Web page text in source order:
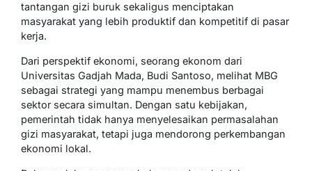
tantangan gizi buruk sekaligus menciptakan
masyarakat yang lebih produktif dan kompetitif di pasar
kerja.
Dari perspektif ekonomi, seorang ekonom dari
Universitas Gadjah Mada, Budi Santoso, melihat MBG
sebagai strategi yang mampu menembus berbagai
sektor secara simultan. Dengan satu kebijakan,
pemerintah tidak hanya menyelesaikan permasalahan
gizi masyarakat, tetapi juga mendorong perkembangan
ekonomi lokal.